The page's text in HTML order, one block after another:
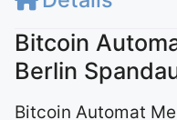
Bitcoin
Berlin
Bitcoin Automat